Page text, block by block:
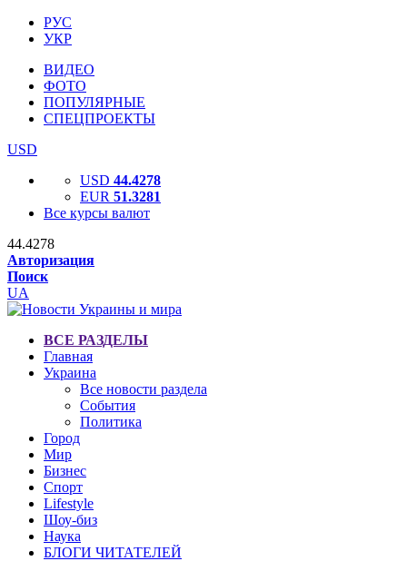
РУС
УКР
ВИДЕО
ФОТО
ПОПУЛЯРНЫЕ
СПЕЦПРОЕКТЫ
USD
USD 44.4278
EUR 51.3281
Все курсы валют
44.4278
Авторизация
Поиск
UA
ВСЕ РАЗДЕЛЫ
Главная
Украина
Все новости раздела
События
Политика
Город
Мир
Бизнес
Спорт
Lifestyle
Шоу-биз
Наука
БЛОГИ ЧИТАТЕЛЕЙ